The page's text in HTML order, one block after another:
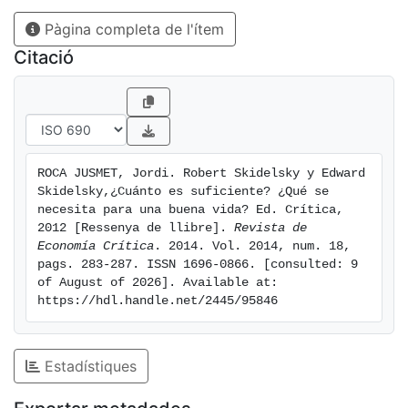
Pàgina completa de l'ítem
Citació
ROCA JUSMET, Jordi. Robert Skidelsky y Edward
Skidelsky,¿Cuánto es suficiente? ¿Qué se
necesita para una buena vida? Ed. Crítica,
2012 [Ressenya de llibre]. Revista de
Economía Crítica . 2014. Vol. 2014, num. 18,
pags. 283-287. ISSN 1696-0866. [consulted: 9
of August of 2026]. Available at:
https://hdl.handle.net/2445/95846
Estadístiques